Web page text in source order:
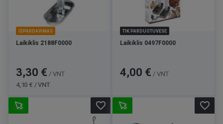
IŠPARDAVIMAS
Laikiklis 2188F0000
Kaina
3,30 € / VNT
4,10 € / VNT
TIK PARDUOTUVĖSE
Laikiklis 0497F0000
Kaina
4,00 € / VNT
favorite_border favorite_border